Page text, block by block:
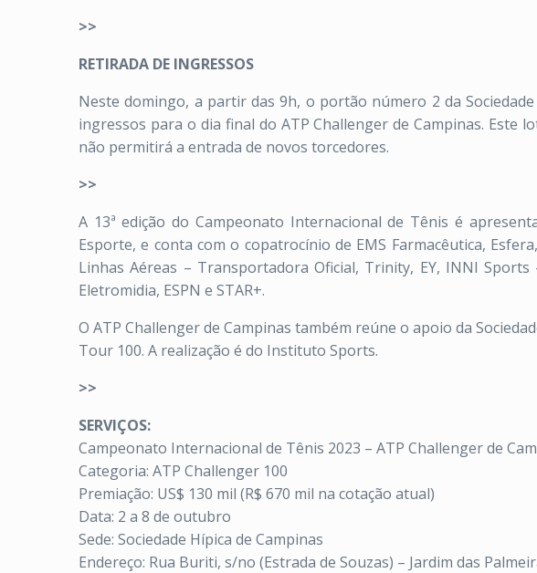
>>
RETIRADA DE INGRESSOS
Neste domingo, a partir das 9h, o portão número 2 da
ingressos para o dia final do ATP Challenger de Campinas. Este
não permitirá a entrada de novos torcedores.
>>
A 13ª edição do Campeonato Internacional de Tênis é
Esporte, e conta com o copatrocínio de EMS Farmacêutica,
Linhas Aéreas – Transportadora Oficial, Trinity, EY, INNI
Eletromidia, ESPN e STAR+.
O ATP Challenger de Campinas também reúne o apoio da
Tour 100. A realização é do Instituto Sports.
>>
SERVIÇOS:
Campeonato Internacional de Tênis 2023 – ATP Challenger de
Categoria: ATP Challenger 100
Premiação: US$ 130 mil (R$ 670 mil na cotação atual)
Data: 2 a 8 de outubro
Sede: Sociedade Hípica de Campinas
Endereço: Rua Buriti, s/no (Estrada de Souzas) – Jardim das